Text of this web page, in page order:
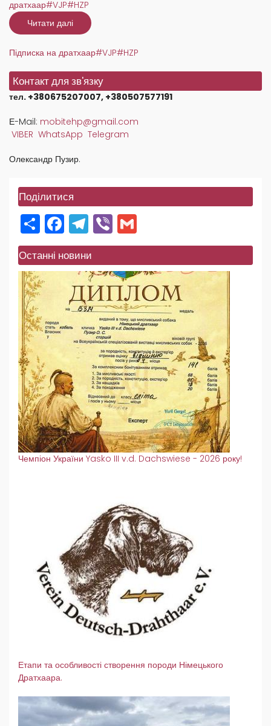
дратхаар#VJP#HZP
Читати далі
Мета
завдання
селекційних
молодих
дратхаарів
VJP
та
Підписка на дратхаар#VJP#HZP
Контакт для зв'язку
тел. +380675207007, +380507577191
Е-Mail: mobitehp@gmail.com
VIBER WhatsApp Telegram
Олександр Пузир.
Поділитися
Share
Facebook
Telegram
Viber
Останні новини
Чемпіон України Yasko III v.d. Dachswiese - 2026 року!
Етапи та особливості створення породи Німецького
Дратхаара.